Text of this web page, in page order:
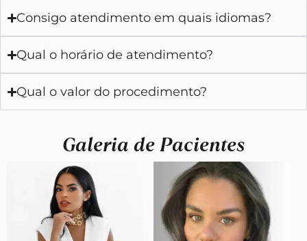
Consigo atendimento em quais idiomas?
Qual o horário de atendimento?
Qual o valor do procedimento?
Galeria de Pacientes